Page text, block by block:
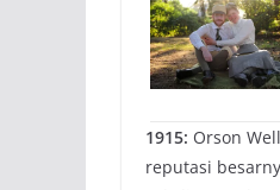
1915: Orson
reputasi